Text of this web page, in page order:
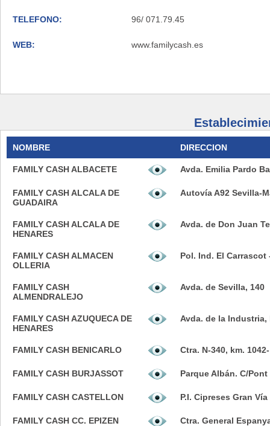
TELEFONO: 96/ 071.79.45
WEB: www.familycash.es
NOMBRE DIRECCION
FAMILY CASH ALBACETE Avda. Emilia Pardo
FAMILY CASH ALCALA DE
GUADAIRA
Autovía A92 Sevilla-
FAMILY CASH ALCALA DE
HENARES
Avda. de Don Juan
FAMILY CASH ALMACEN
OLLERIA
Pol. Ind. El Carrascot
FAMILY CASH
ALMENDRALEJO
Avda. de Sevilla, 140
FAMILY CASH AZUQUECA DE
HENARES
Avda. de la Industria,
FAMILY CASH BENICARLO Ctra. N-340, km.
FAMILY CASH BURJASSOT Parque Albán. C/
FAMILY CASH CASTELLON P.I. Cipreses Gran
FAMILY CASH CC. EPIZEN
Ctra. General